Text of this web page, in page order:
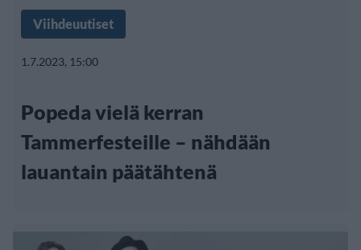
Viihdeuutiset
1.7.2023, 15:00
Popeda vielä kerran
Tammerfesteille – nähdään
lauantain päätähtenä